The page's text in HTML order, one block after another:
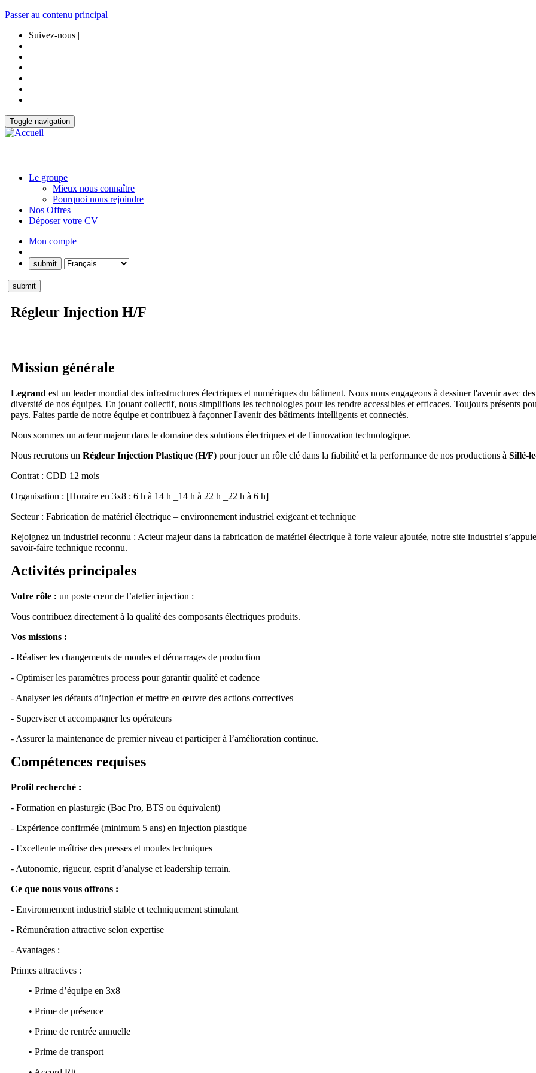
Passer au contenu principal
Suivez-nous |
Toggle navigation
Le groupe
Mieux nous connaître
Pourquoi nous rejoindre
Nos Offres
Déposer votre CV
Mon compte
Régleur Injection H/F
Mission générale
Legrand est un leader mondial des infrastructures électriques et numériques du bâtiment. Nous nous engageons à dessiner l'avenir avec
diversité de nos équipes. En jouant collectif, nous simplifions les technologies pour les rendre accessibles et efficaces. Toujours présents
pays. Faites partie de notre équipe et contribuez à façonner l'avenir des bâtiments intelligents et connectés.
Nous sommes un acteur majeur dans le domaine des solutions électriques et de l'innovation technologique.
Nous recrutons un Régleur Injection Plastique (H/F) pour jouer un rôle clé dans la fiabilité et la performance de nos productions à Sillé-
Contrat : CDD 12 mois
Organisation : [Horaire en 3x8 : 6 h à 14 h _14 h à 22 h _22 h à 6 h]
Secteur : Fabrication de matériel électrique – environnement industriel exigeant et technique
Rejoignez un industriel reconnu : Acteur majeur dans la fabrication de matériel électrique à forte valeur ajoutée, notre site industriel
savoir-faire technique reconnu.
Activités principales
Votre rôle : un poste cœur de l’atelier injection :
Vous contribuez directement à la qualité des composants électriques produits.
Vos missions :
- Réaliser les changements de moules et démarrages de production
- Optimiser les paramètres process pour garantir qualité et cadence
- Analyser les défauts d’injection et mettre en œuvre des actions correctives
- Superviser et accompagner les opérateurs
- Assurer la maintenance de premier niveau et participer à l’amélioration continue.
Compétences requises
Profil recherché :
- Formation en plasturgie (Bac Pro, BTS ou équivalent)
- Expérience confirmée (minimum 5 ans) en injection plastique
- Excellente maîtrise des presses et moules techniques
- Autonomie, rigueur, esprit d’analyse et leadership terrain.
Ce que nous vous offrons :
- Environnement industriel stable et techniquement stimulant
- Rémunération attractive selon expertise
- Avantages :
Primes attractives :
• Prime d’équipe en 3x8
• Prime de présence
• Prime de rentrée annuelle
• Prime de transport